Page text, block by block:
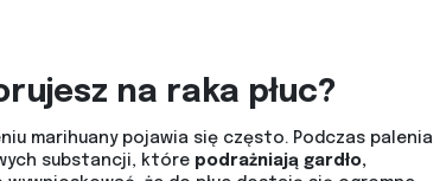
na raka płuc?
marihuany pojawia się często. Podczas palenia
substancji, które podrażniają gardło,